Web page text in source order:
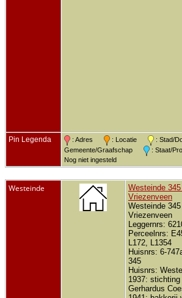
Pin Legenda : Adres : Locatie : Stad/
Gemeente/Graafschap
: Staat/
Nog niet ingesteld
Westeinde
Westeinde
Vriezenveen
Westeinde
Vriezenveen
Leggernrs:
Perceelnrs:
L172, L1354
Huisnrs: 6-
345
Huisnrs:
1937:
Gerhardus